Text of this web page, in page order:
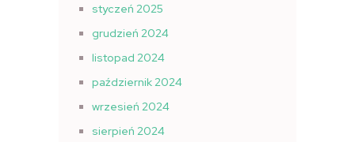
styczeń 2025
grudzień 2024
listopad 2024
październik 2024
wrzesień 2024
sierpień 2024